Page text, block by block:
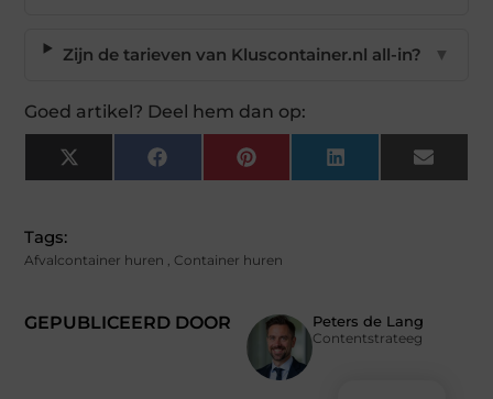
Zijn de tarieven van Kluscontainer.nl all-in? ▼
Goed artikel? Deel hem dan op:
X
(Twitter)
FacebookPinterest LinkedIn Email
GEPUBLICEERD DOOR Peters de Lang
Contentstrateeg
Tags:
Afvalcontainer huren , Container huren